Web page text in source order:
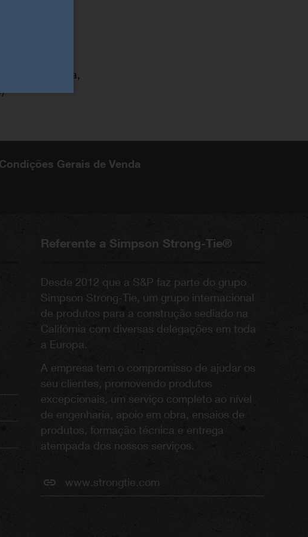
de aderência,
Condições Gerais de Venda
Referente a Simpson Strong-Tie®
Desde 2012 que a S&P faz parte do grupo
Simpson Strong-Tie, um grupo internacional
de produtos para a construção sediado na
Califórnia com diversas delegações em toda
a Europa.
A empresa tem o compromisso de ajudar os
seu clientes, promovendo produtos
excepcionais, um serviço completo ao nível
de engenharia, apoio em obra, ensaios de
produtos, formação técnica e entrega
atempada dos nossos serviços.
www.strongtie.com